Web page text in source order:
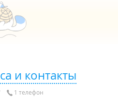
и контакты
1 телефон